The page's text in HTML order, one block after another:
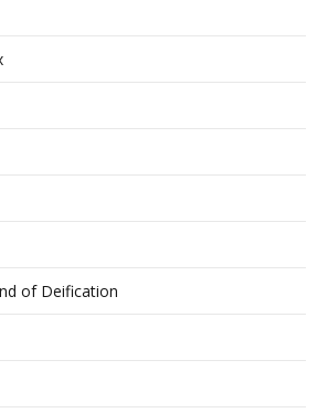
of Deification